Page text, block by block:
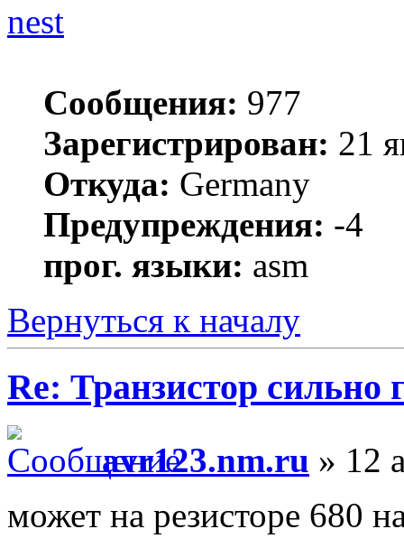
nest
Сообщения: 977
Зарегистрирован: 21
Откуда: Germany
Предупреждения: -4
прог. языки: asm
Вернуться к началу
Re: Транзистор сильно
avr123.nm.ru » 12
может на резисторе 680